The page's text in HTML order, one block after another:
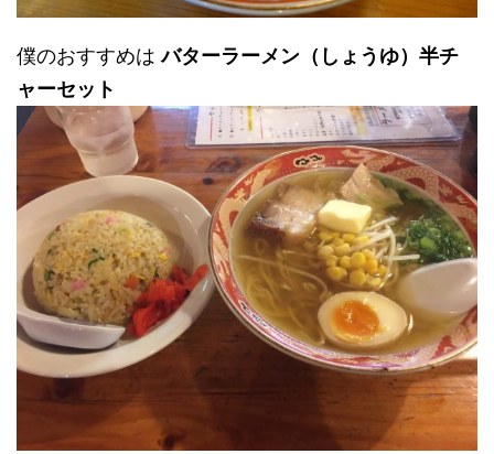
僕のおすすめはバターラーメン（しょうゆ）半チ
ャーセット